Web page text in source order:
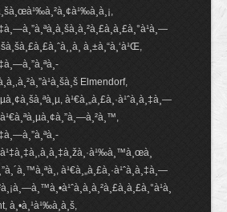
à¸±à¸“à¸‘à¹Œ,
Elmendorf,
à¹€à¸„à¸£à¸·à¹ˆà¸­à¸‡à¸—
à¹€à¸„à¸£à¸·à¹ˆà¸­à¸‡à¸—
à¸•à¸¹à¹‰à¸­à¸š,